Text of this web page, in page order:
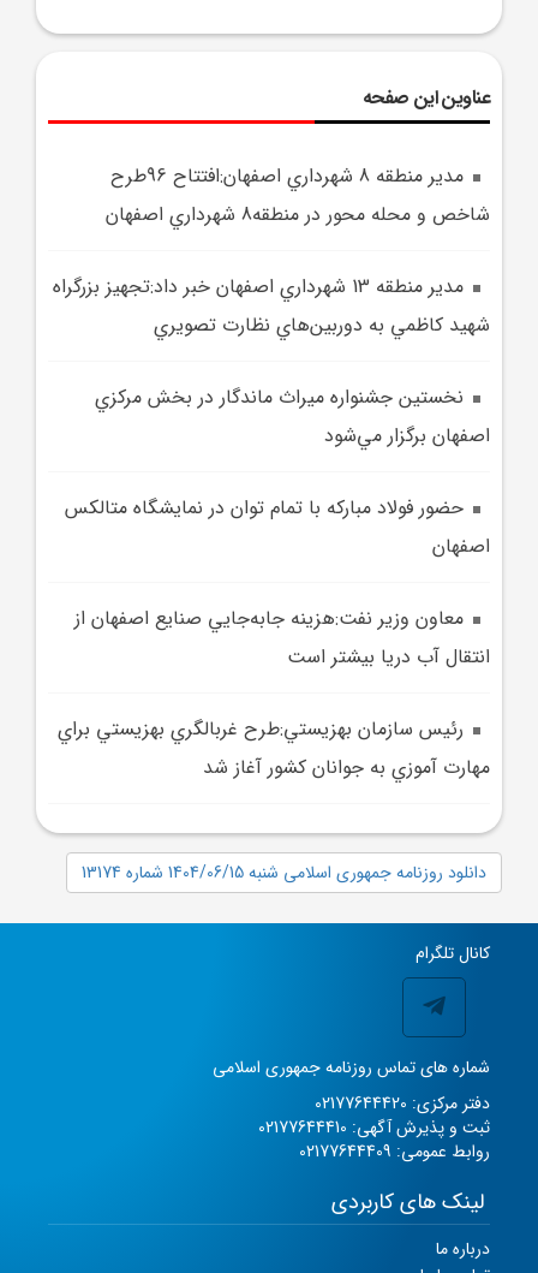
عناوین این صفحه
مدير منطقه 8 شهرداري اصفهان:افتتاح 96طرح
شاخص و محله محور در منطقه8 شهرداري اصفهان
مدير منطقه 13 شهرداري اصفهان خبر داد:تجهيز بزرگراه
شهيد کاظمي به دوربين‌هاي نظارت تصويري
نخستين جشنواره ميراث ماندگار در بخش مرکزي
اصفهان برگزار مي‌شود
حضور فولاد مبارکه با تمام توان در نمايشگاه متالکس
اصفهان
معاون وزير نفت:هزينه جابه‌جايي صنايع اصفهان از
انتقال آب دريا بيشتر است
رئيس سازمان بهزيستي:طرح غربالگري بهزيستي براي
مهارت آموزي به جوانان کشور آغاز شد
دانلود روزنامه جمهوری اسلامی شنبه 1404/06/15 شماره 13174
کانال تلگرام
شماره های تماس روزنامه جمهوری اسلامی
دفتر مرکزی: 02177644420
ثبت و پذیرش آگهی: 02177644410
روابط عمومی: 02177644409
لینک های کاربردی
درباره ما